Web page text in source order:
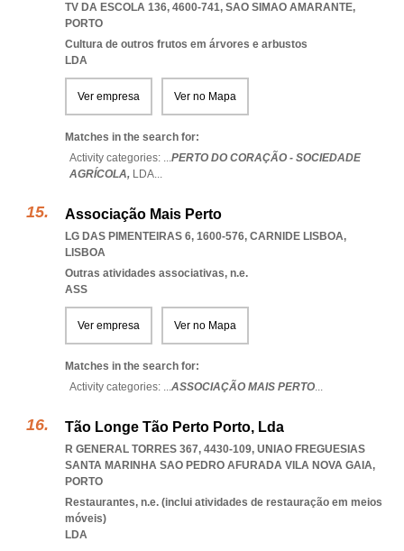
TV DA ESCOLA 136, 4600-741, SAO SIMAO AMARANTE,
PORTO
Cultura de outros frutos em árvores e arbustos
LDA
Ver empresa Ver no Mapa
Matches in the search for:
Activity categories: ...PERTO DO CORAÇÃO - SOCIEDADE
AGRÍCOLA, LDA...
Associação Mais Perto
LG DAS PIMENTEIRAS 6, 1600-576, CARNIDE LISBOA,
LISBOA
Outras atividades associativas, n.e.
ASS
Ver empresa Ver no Mapa
Matches in the search for:
Activity categories: ...ASSOCIAÇÃO MAIS PERTO...
Tão Longe Tão Perto Porto, Lda
R GENERAL TORRES 367, 4430-109, UNIAO FREGUESIAS
SANTA MARINHA SAO PEDRO AFURADA VILA NOVA GAIA,
PORTO
Restaurantes, n.e. (inclui atividades de restauração em meios
móveis)
LDA